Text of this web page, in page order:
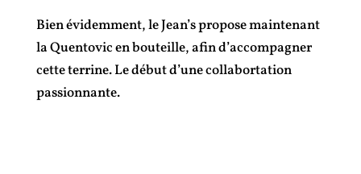
Bien évidemment, le Jean’s propose maintenant
la Quentovic en bouteille, afin d’accompagner
cette terrine. Le début d’une collabortation
passionnante.